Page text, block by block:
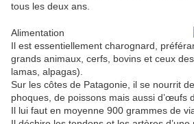
tous les deux ans.
Alimentation
Il est essentiellement charognard,
grands animaux, cerfs, bovins et ceux
lamas, alpagas).
Sur les côtes de Patagonie, il se nourrit
phoques, de poissons mais aussi d’œufs
Il lui faut en moyenne 900 grammes de